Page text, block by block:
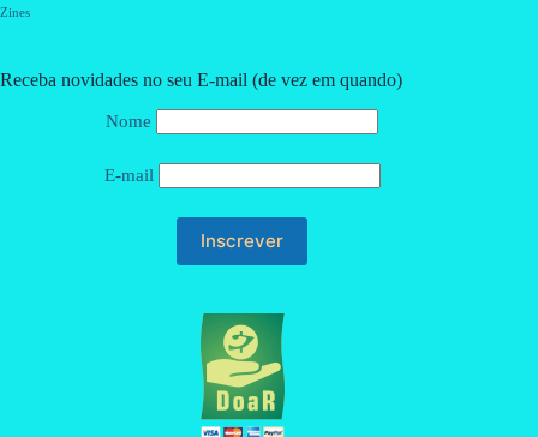
Zines
Receba novidades no seu E-mail (de vez em quando)
Nome
E-mail